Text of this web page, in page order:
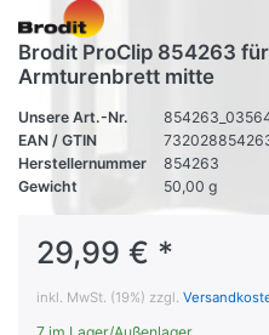
Brodit ProClip 854263
Armturenbrett mitte
Unsere Art.-Nr.
EAN / GTIN
Herstellernummer
854263
Gewicht
50,00 g
29,99 € *
inkl. MwSt. (19%) zzgl.